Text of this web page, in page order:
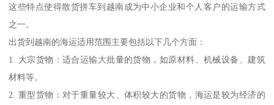
这些特点使得散货拼车到越南成为中小企业和个人客户的运输方式
之一。
出货到越南的海运适用范围主要包括以下几个方面：
1. 大宗货物：适合运输大批量的货物，如原材料、机械设备、建筑
材料等。
2. 重型货物：对于重量较大、体积较大的货物，海运是较为经济的